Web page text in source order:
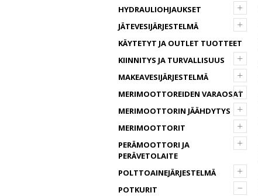
+
HYDRAULIOHJAUKSET
+
JÄTEVESIJÄRJESTELMÄ
KÄYTETYT JA OUTLET TUOTTEET
+
KIINNITYS JA TURVALLISUUS
+
MAKEAVESIJÄRJESTELMÄ
+
MERIMOOTTOREIDEN VARAOSAT
+
MERIMOOTTORIN JÄÄHDYTYS
+
MERIMOOTTORIT
+
PERÄMOOTTORI JA
PERÄVETOLAITE
+
POLTTOAINEJÄRJESTELMÄ
–
POTKURIT